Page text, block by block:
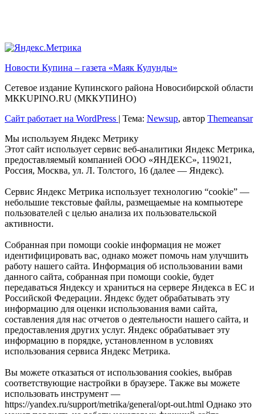
Новости Купина – газета «Маяк Кулунды»
Сетевое издание Купинского района Новосибирской области
МКKUPINO.RU (МККУПИНО)
Сайт работает на WordPress
Тема: Newsup, автор Themeansar
Мы используем Яндекс Метрику
Этот сайт использует сервис веб-аналитики Яндекс Метрика,
предоставляемый компанией ООО «ЯНДЕКС», 119021,
Россия, Москва, ул. Л. Толстого, 16 (далее — Яндекс).
Сервис Яндекс Метрика использует технологию “cookie” —
небольшие текстовые файлы, размещаемые на компьютере
пользователей с целью анализа их пользовательской
активности.
Собранная при помощи cookie информация не может
идентифицировать вас, однако может помочь нам улучшить
работу нашего сайта. Информация об использовании вами
данного сайта, собранная при помощи cookie, будет
передаваться Яндексу и храниться на сервере Яндекса в ЕС и
Российской Федерации. Яндекс будет обрабатывать эту
информацию для оценки использования вами сайта,
составления для нас отчетов о деятельности нашего сайта, и
предоставления других услуг. Яндекс обрабатывает эту
информацию в порядке, установленном в условиях
использования сервиса Яндекс Метрика.
Вы можете отказаться от использования cookies, выбрав
соответствующие настройки в браузере. Также вы можете
использовать инструмент —
https://yandex.ru/support/metrika/general/opt-out.html Однако это